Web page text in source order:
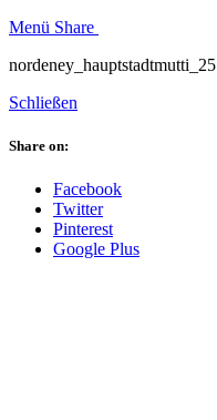
Menü Share
nordeney_hauptstadtmutti_25
Schließen
Share on:
Facebook
Twitter
Pinterest
Google Plus